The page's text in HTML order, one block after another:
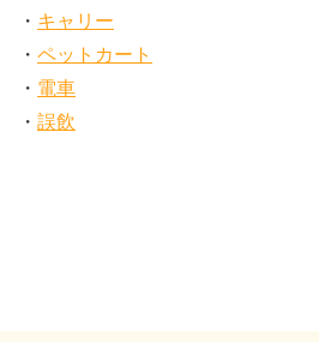
キャリー
ペットカート
電車
誤飲